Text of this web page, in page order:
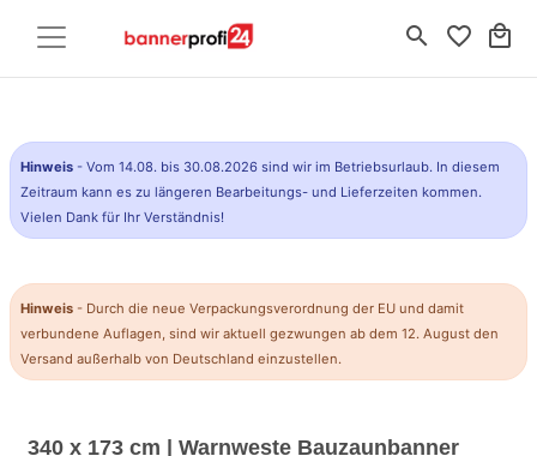
search favorite_border local_mall
Hinweis - Vom 14.08. bis 30.08.2026 sind wir im Betriebsurlaub. In diesem
Zeitraum kann es zu längeren Bearbeitungs- und Lieferzeiten kommen.
Vielen Dank für Ihr Verständnis!
Hinweis - Durch die neue Verpackungsverordnung der EU und damit
verbundene Auflagen, sind wir aktuell gezwungen ab dem 12. August den
Versand außerhalb von Deutschland einzustellen.
340 x 173 cm | Warnweste Bauzaunbanner